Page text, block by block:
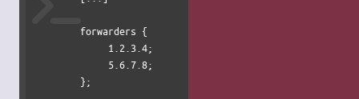
        forwarders {
             1.2.3.4;
             5.6.7.8;
        };